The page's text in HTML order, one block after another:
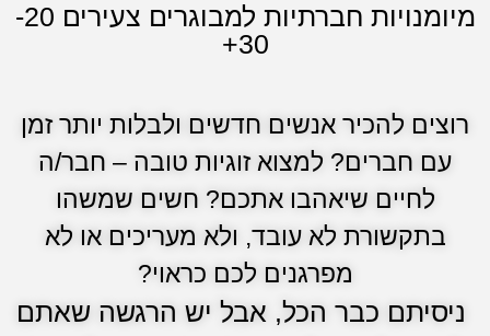
מיומנויות חברתיות למבוגרים צעירים 20-
30+
רוצים להכיר אנשים חדשים ולבלות יותר זמן
עם חברים? למצוא זוגיות טובה – חבר/ה
לחיים שיאהבו אתכם? חשים שמשהו
בתקשורת לא עובד, ולא מעריכים או לא
מפרגנים לכם כראוי?
ניסיתם כבר הכל, אבל יש הרגשה שאתם